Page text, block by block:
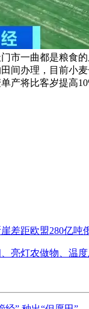
市一曲都是粮食
间办理，目前小
产将比客岁提高
差距欧盟280亿吨
亮灯农做物、温